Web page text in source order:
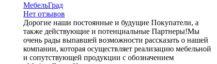
МебельГрад
Нет отзывов
Дорогие наши постоянные и будущие Покупатели, а
также действующие и потенциальные Партнеры!Мы
очень рады выпавшей возможности рассказать о нашей
компании, которая осуществляет реализацию мебельной
и сопутствующей продукции с обозначением